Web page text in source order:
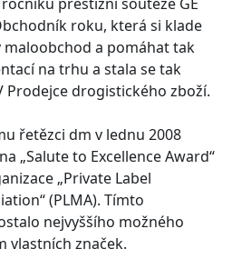
roku, která si klade
maloobchod a pomáhat tak
na trhu a stala se tak
Prodejce drogistického zboží.
řetězci dm v lednu 2008
„Salute to Excellence Award“
„Private Label
(PLMA). Tímto
nejvyššího možného
vlastních značek.